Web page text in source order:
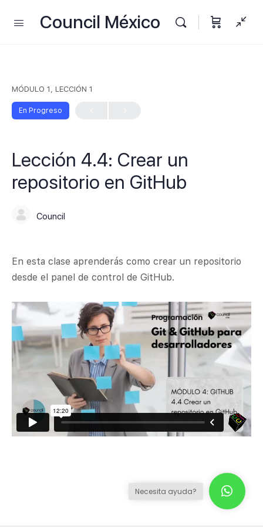
Council México
MÓDULO 1, LECCIÓN 1
En Progreso
Lección 4.4: Crear un
repositorio en GitHub
Council
En esta clase aprenderás como crear un repositorio
desde el panel de control de GitHub.
Necesita ayuda?